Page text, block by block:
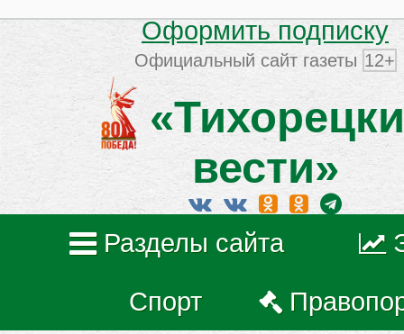
Оформить подписку
Официальный сайт газеты 12+
вести»
Разделы сайта
Спорт